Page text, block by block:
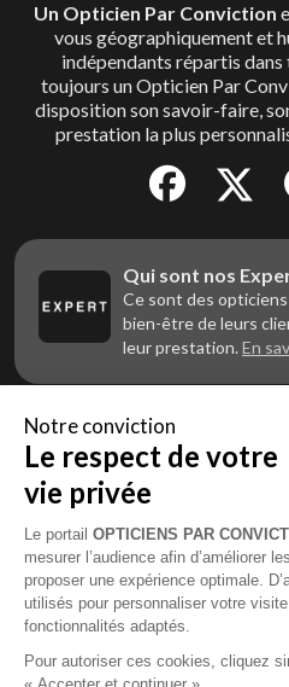
Un Opticien Par Conviction
vous géographiquement et
indépendants répartis dans
toujours un Opticien Par
disposition son savoir-faire,
prestation la plus
Qui sont nos
Ce sont des
bien-être de leurs
leur prestation. En
Vous êtes un
vous souhaitez
Contactez Alliance
d’accompagnement
Notre conviction
Le respect de votre
vie privée
Le portail OPTICIENS PAR
mesurer l’audience afin d’améliorer
proposer une expérience optimale.
utilisés pour personnaliser votre
fonctionnalités adaptés.
Pour autoriser ces cookies, cliquez
« Accepter et continuer ».